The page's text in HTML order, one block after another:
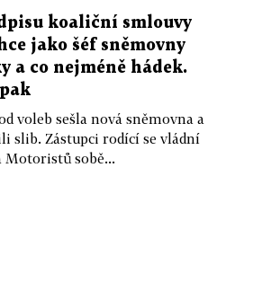
koaliční smlouvy
jako šéf sněmovny
a co nejméně hádek.
voleb sešla nová sněmovna a
slib. Zástupci rodící se vládní
Motoristů sobě...